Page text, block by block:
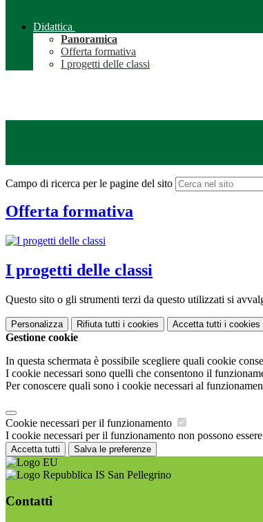
Didattica
Panoramica
Offerta formativa
I progetti delle classi
Campo di ricerca per le pagine del sito
Offerta formativa
I progetti delle classi
Questo sito o gli strumenti terzi da questo utilizzati si
Personalizza Rifiuta tutti i cookies Accetta tutti i cookies
Gestione cookie
In questa schermata è possibile scegliere quali cookie
I cookie necessari sono quelli che consentono il
Per conoscere quali sono i cookie necessari al
Cookie necessari per il funzionamento
I cookie necessari per il funzionamento non possono
Accetta tutti Salva le preferenze
IS San Pellegrino
Contatti